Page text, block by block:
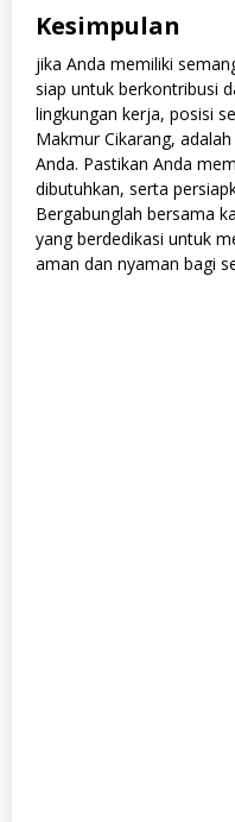
Kesimpulan
jika Anda memiliki
siap untuk berkontribusi
lingkungan kerja, posisi
Makmur Cikarang,
Anda. Pastikan Anda
dibutuhkan, serta
Bergabunglah bersama
yang berdedikasi untuk
aman dan nyaman bagi